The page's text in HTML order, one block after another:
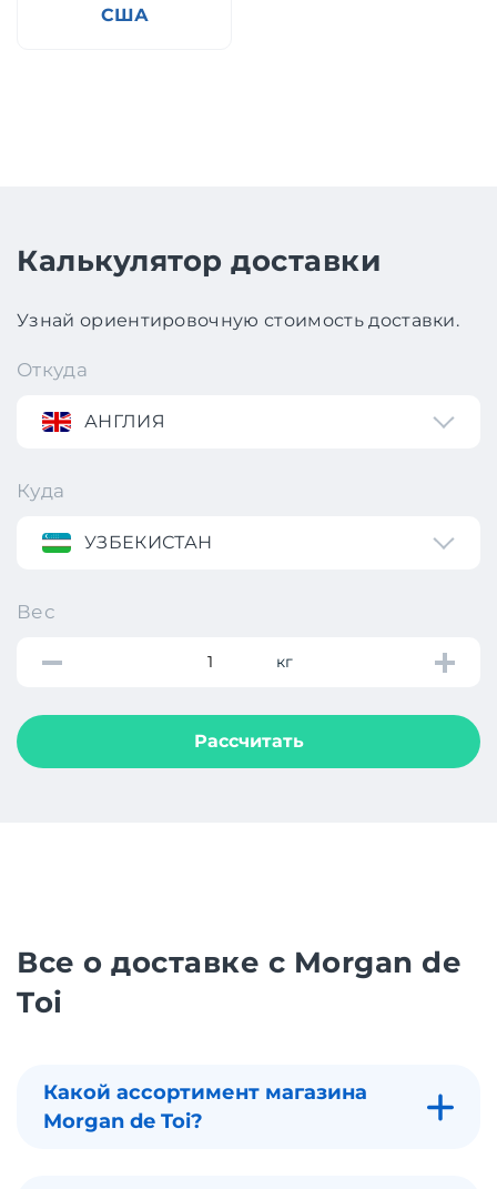
США
Калькулятор доставки
Узнай ориентировочную стоимость доставки.
Откуда
АНГЛИЯ
Куда
УЗБЕКИСТАН
Вес
кг
Рассчитать
Все о доставке с Morgan de
Toi
Какой ассортимент магазина
Morgan de Toi?